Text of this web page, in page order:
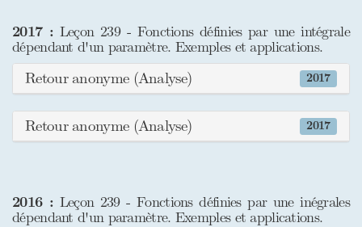
2017 : Leçon 239 - Fonctions définies par une intégrale
dépendant d'un paramètre. Exemples et applications.
2017
Retour anonyme (Analyse)
2017
Retour anonyme (Analyse)
2016 : Leçon 239 - Fonctions définies par une inégrales
dépendant d'un paramètre. Exemples et applications.